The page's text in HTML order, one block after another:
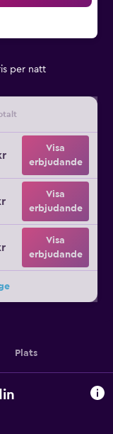
per natt
Visa
erbjudande
Visa
erbjudande
Visa
erbjudande
Plats